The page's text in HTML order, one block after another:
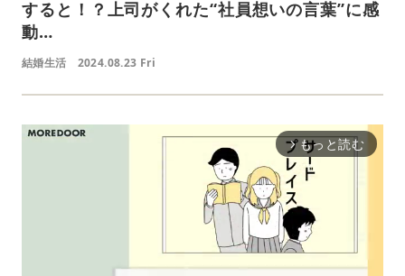
すると！？上司がくれた“社員想いの言葉”に感
動…
結婚生活 2024.08.23 Fri
arrow_forward_ios もっと読む